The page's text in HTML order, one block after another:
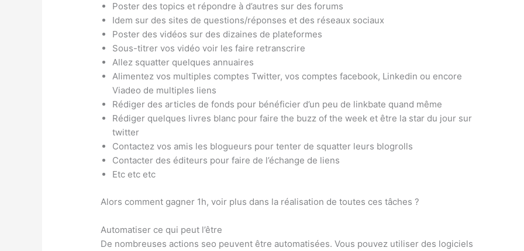
Poster des topics et répondre à d’autres sur des forums
Idem sur des sites de questions/réponses et des réseaux sociaux
Poster des vidéos sur des dizaines de plateformes
Sous-titrer vos vidéo voir les faire retranscrire
Allez squatter quelques annuaires
Alimentez vos multiples comptes Twitter, vos comptes facebook, Linkedin ou encore
Viadeo de multiples liens
Rédiger des articles de fonds pour bénéficier d’un peu de linkbate quand même
Rédiger quelques livres blanc pour faire the buzz of the week et être la star du jour sur
twitter
Contactez vos amis les blogueurs pour tenter de squatter leurs blogrolls
Contacter des éditeurs pour faire de l’échange de liens
Etc etc etc
Alors comment gagner 1h, voir plus dans la réalisation de toutes ces tâches ?
Automatiser ce qui peut l’être
De nombreuses actions seo peuvent être automatisées. Vous pouvez utiliser des logiciels